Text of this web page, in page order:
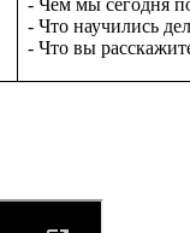
- Что научились
- Что вы